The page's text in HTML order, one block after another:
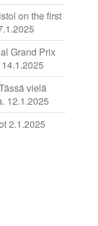
on the first
Grand Prix
14.1.2025
vielä
12.1.2025
2.1.2025